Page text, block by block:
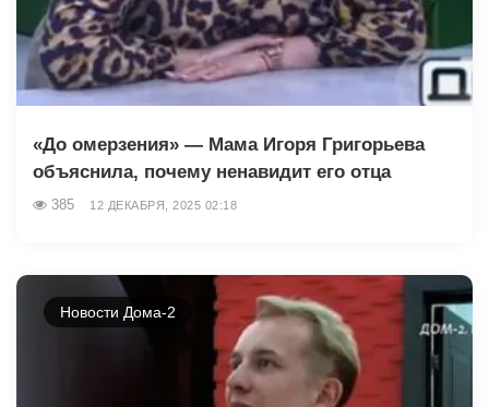
«До омерзения» — Мама Игоря Григорьева
объяснила, почему ненавидит его отца
385 12 ДЕКАБРЯ, 2025 02:18
Новости Дома-2